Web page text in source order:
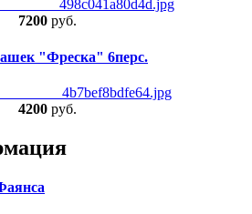
7200 руб.
"Фреска" 6перс.
4200 руб.